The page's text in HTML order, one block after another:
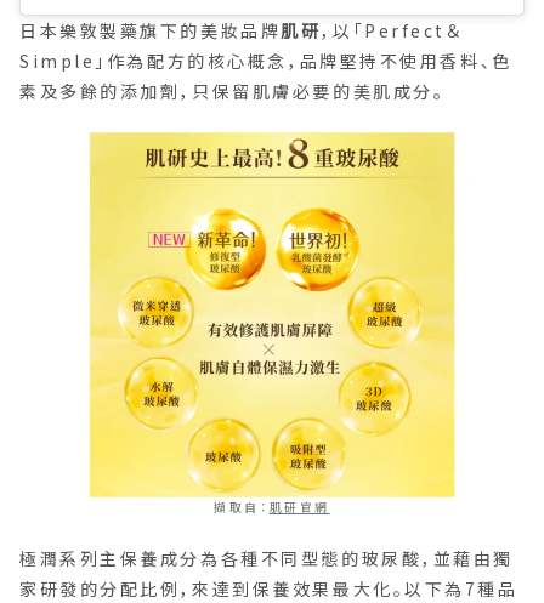
日本樂敦製藥旗下的美妝品牌肌研，以「Perfect＆
Simple」作為配方的核心概念，品牌堅持不使用香料、色
素及多餘的添加劑，只保留肌膚必要的美肌成分。
擷取自： 肌研官網
極潤系列主保養成分為各種不同型態的玻尿酸，並藉由獨
家研發的分配比例，來達到保養效果最大化。以下為7種品